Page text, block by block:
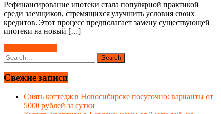
Рефинансирование ипотеки стала популярной практикой
среди заемщиков, стремящихся улучшить условия своих
кредитов. Этот процесс предполагает замену существующей
ипотеки на новый […]
Свежие записи
Снять коттедж в Новосибирске посуточно: варианты от
5000 рублей за сутки